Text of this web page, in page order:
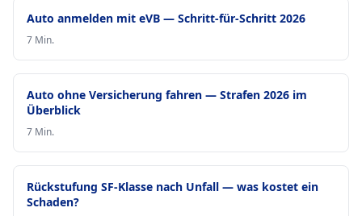
Auto anmelden mit eVB — Schritt-für-Schritt 2026
7 Min.
Auto ohne Versicherung fahren — Strafen 2026 im
Überblick
7 Min.
Rückstufung SF-Klasse nach Unfall — was kostet ein
Schaden?